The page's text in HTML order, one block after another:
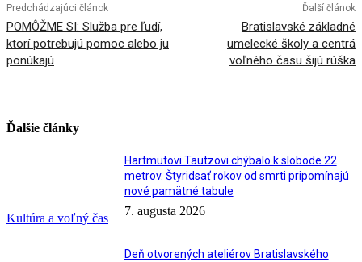
Predchádzajúci článok
POMÔŽME SI: Služba pre ľudí,
ktorí potrebujú pomoc alebo ju
ponúkajú
Ďalší článok
Bratislavské základné
umelecké školy a centrá
voľného času šijú rúška
Ďalšie články
Kultúra a voľný čas
Hartmutovi Tautzovi chýbalo k slobode 22
metrov. Štyridsať rokov od smrti pripomínajú
nové pamätné tabule
7. augusta 2026
Deň otvorených ateliérov Bratislavského